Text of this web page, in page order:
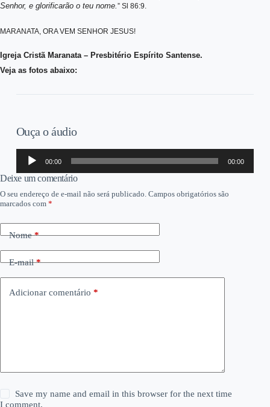
Senhor, e glorificarão o teu nome.” Sl 86:9.
MARANATA, ORA VEM SENHOR JESUS!
Igreja Cristã Maranata – Presbitério Espírito Santense.
Veja as fotos abaixo:
Ouça o áudio
Tocador
áudio
00:00 00:00
Deixe um comentário
O seu endereço de e-mail não será publicado. Campos obrigatórios são
marcados com *
Nome*
E-mail*
Adicionar comentário *
Save my name and email in this browser for the next time
I comment.